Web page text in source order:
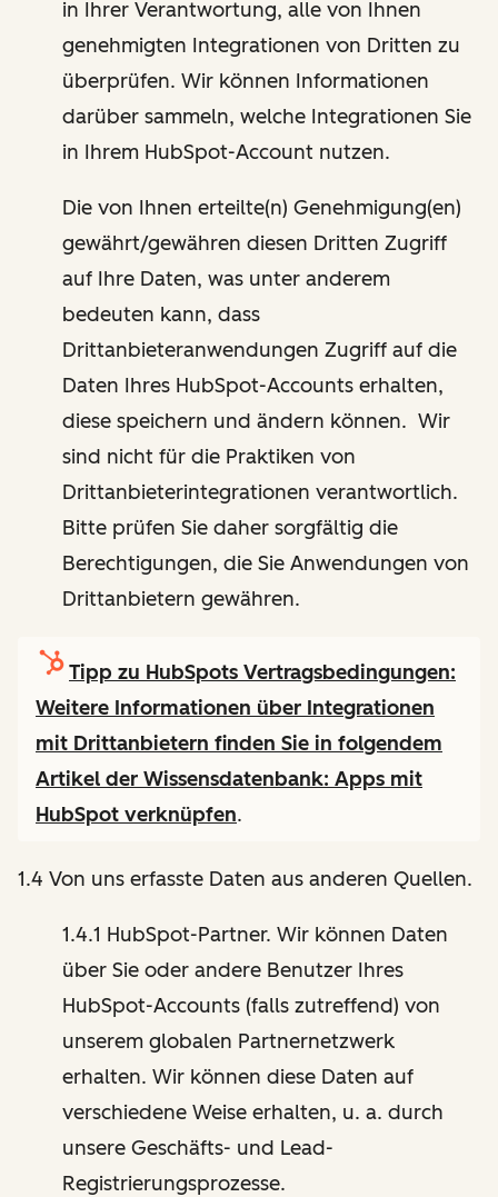
in Ihrer Verantwortung, alle von Ihnen
genehmigten Integrationen von Dritten zu
überprüfen. Wir können Informationen
darüber sammeln, welche Integrationen Sie
in Ihrem HubSpot-Account nutzen.
Die von Ihnen erteilte(n) Genehmigung(en)
gewährt/gewähren diesen Dritten Zugriff
auf Ihre Daten, was unter anderem
bedeuten kann, dass
Drittanbieteranwendungen Zugriff auf die
Daten Ihres HubSpot-Accounts erhalten,
diese speichern und ändern können. Wir
sind nicht für die Praktiken von
Drittanbieterintegrationen verantwortlich.
Bitte prüfen Sie daher sorgfältig die
Berechtigungen, die Sie Anwendungen von
Drittanbietern gewähren.
Tipp zu HubSpots Vertragsbedingungen:
Weitere Informationen über Integrationen
mit Drittanbietern finden Sie in folgendem
Artikel der Wissensdatenbank: Apps mit
HubSpot verknüpfen.
1.4 Von uns erfasste Daten aus anderen Quellen.
1.4.1 HubSpot-Partner. Wir können Daten
über Sie oder andere Benutzer Ihres
HubSpot-Accounts (falls zutreffend) von
unserem globalen Partnernetzwerk
erhalten. Wir können diese Daten auf
verschiedene Weise erhalten, u. a. durch
unsere Geschäfts- und Lead-
Registrierungsprozesse.